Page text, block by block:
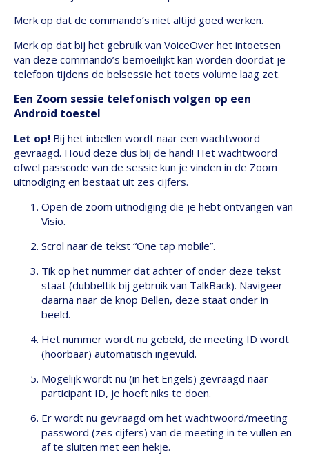
Merk op dat de commando’s niet altijd goed werken.
Merk op dat bij het gebruik van VoiceOver het intoetsen
van deze commando’s bemoeilijkt kan worden doordat je
telefoon tijdens de belsessie het toets volume laag zet.
Een Zoom sessie telefonisch volgen op een
Android toestel
Let op! Bij het inbellen wordt naar een wachtwoord
gevraagd. Houd deze dus bij de hand! Het wachtwoord
ofwel passcode van de sessie kun je vinden in de Zoom
uitnodiging en bestaat uit zes cijfers.
Open de zoom uitnodiging die je hebt ontvangen van
Visio.
Scrol naar de tekst “One tap mobile”.
Tik op het nummer dat achter of onder deze tekst
staat (dubbeltik bij gebruik van TalkBack). Navigeer
daarna naar de knop Bellen, deze staat onder in
beeld.
Het nummer wordt nu gebeld, de meeting ID wordt
(hoorbaar) automatisch ingevuld.
Mogelijk wordt nu (in het Engels) gevraagd naar
participant ID, je hoeft niks te doen.
Er wordt nu gevraagd om het wachtwoord/meeting
password (zes cijfers) van de meeting in te vullen en
af te sluiten met een hekje.